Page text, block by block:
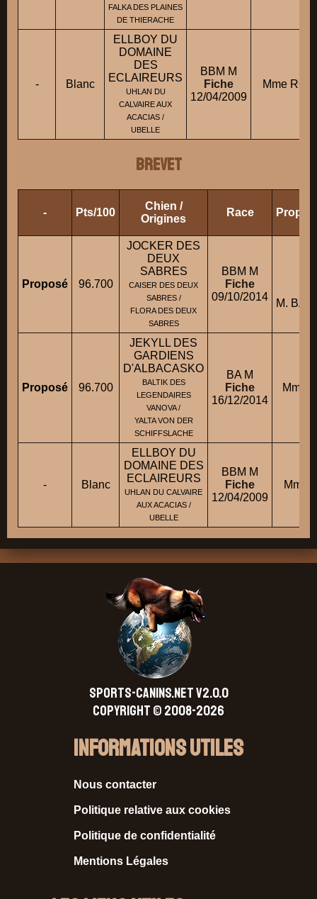
FALKA DES PLAINES
DE THIERACHE
- Blanc
ELLBOY DU
DOMAINE
DES
ECLAIREURS
UHLAN DU
CALVAIRE AUX
ACACIAS /
UBELLE
BBM M
Fiche
12/04/2009
Mme
BREVET
- Pts/100
Chien /
Origines
Race
Proposé 96.700
JOCKER DES
DEUX
SABRES
CAISER DES DEUX
SABRES /
FLORA DES DEUX
SABRES
BBM M
Fiche
09/10/2014
M.
Proposé 96.700
JEKYLL DES
GARDIENS
D'ALBACASKO
BALTIK DES
LEGENDAIRES
VANOVA /
YALTA VON DER
SCHIFFSLACHE
BA M
Fiche
16/12/2014
Mme
- Blanc
ELLBOY DU
DOMAINE DES
ECLAIREURS
UHLAN DU CALVAIRE
AUX ACACIAS /
UBELLE
BBM M
Fiche
12/04/2009
Mme
SPORTS-CANINS.NET V2.0.0
Copyright © 2008-2026
Informations Utiles
Nous contacter
Politique relative aux cookies
Politique de confidentialité
Mentions Légales